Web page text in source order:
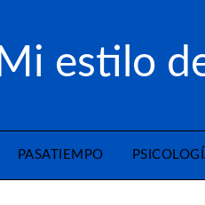
Mi estilo
PASATIEMPO